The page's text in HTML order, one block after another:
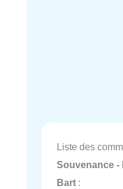
Liste des
Souvenance -
Bart :